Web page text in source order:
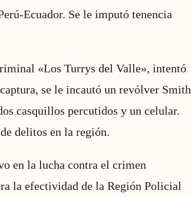
Ecuador. Se le imputó tenencia
«Los Turrys del Valle», intentó
se le incautó un revólver Smith
casquillos percutidos y un celular.
delitos en la región.
en la lucha contra el crimen
la efectividad de la Región Policial